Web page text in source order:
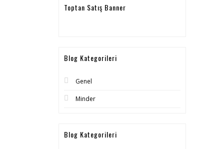
Toptan Satış Banner
Blog Kategorileri
Genel
Minder
Blog Kategorileri